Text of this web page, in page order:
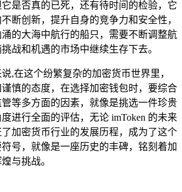
是否真的已死，还有待时间的检验，它
断创新，提升自身的竞争力和安全性，
的大海中航行的船只，需要不断调整航
战和机遇的市场中继续生存下去。
,在这个纷繁复杂的加密货币世界里，
慎的态度，在选择加密钱包时，要综合
等多方面的因素，就像是挑选一件珍贵
进行全面的评估，无论 imToken 的未来
加密货币行业的发展历程，成为了这个
号，就像是一座历史的丰碑，铭刻着加
与挑战。